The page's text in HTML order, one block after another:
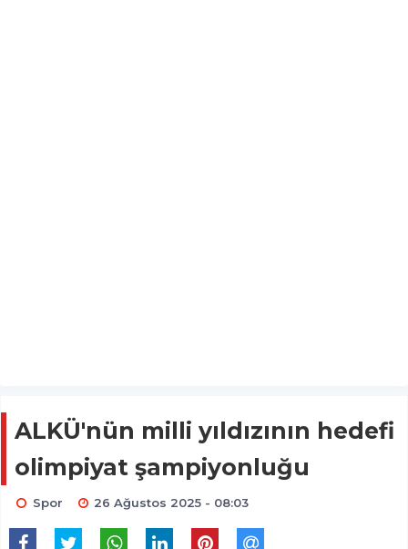
ALKÜ'nün milli yıldızının hedefi
olimpiyat şampiyonluğu
Spor 26 Ağustos 2025 - 08:03